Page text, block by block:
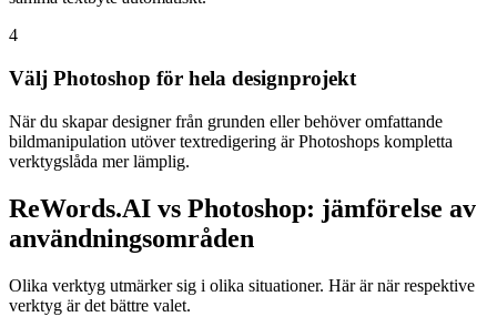
4
Välj Photoshop för hela designprojekt
När du skapar designer från grunden eller behöver omfattande
bildmanipulation utöver textredigering är Photoshops kompletta
verktygslåda mer lämplig.
ReWords.AI vs Photoshop: jämförelse av
användningsområden
Olika verktyg utmärker sig i olika situationer. Här är när respektive
verktyg är det bättre valet.